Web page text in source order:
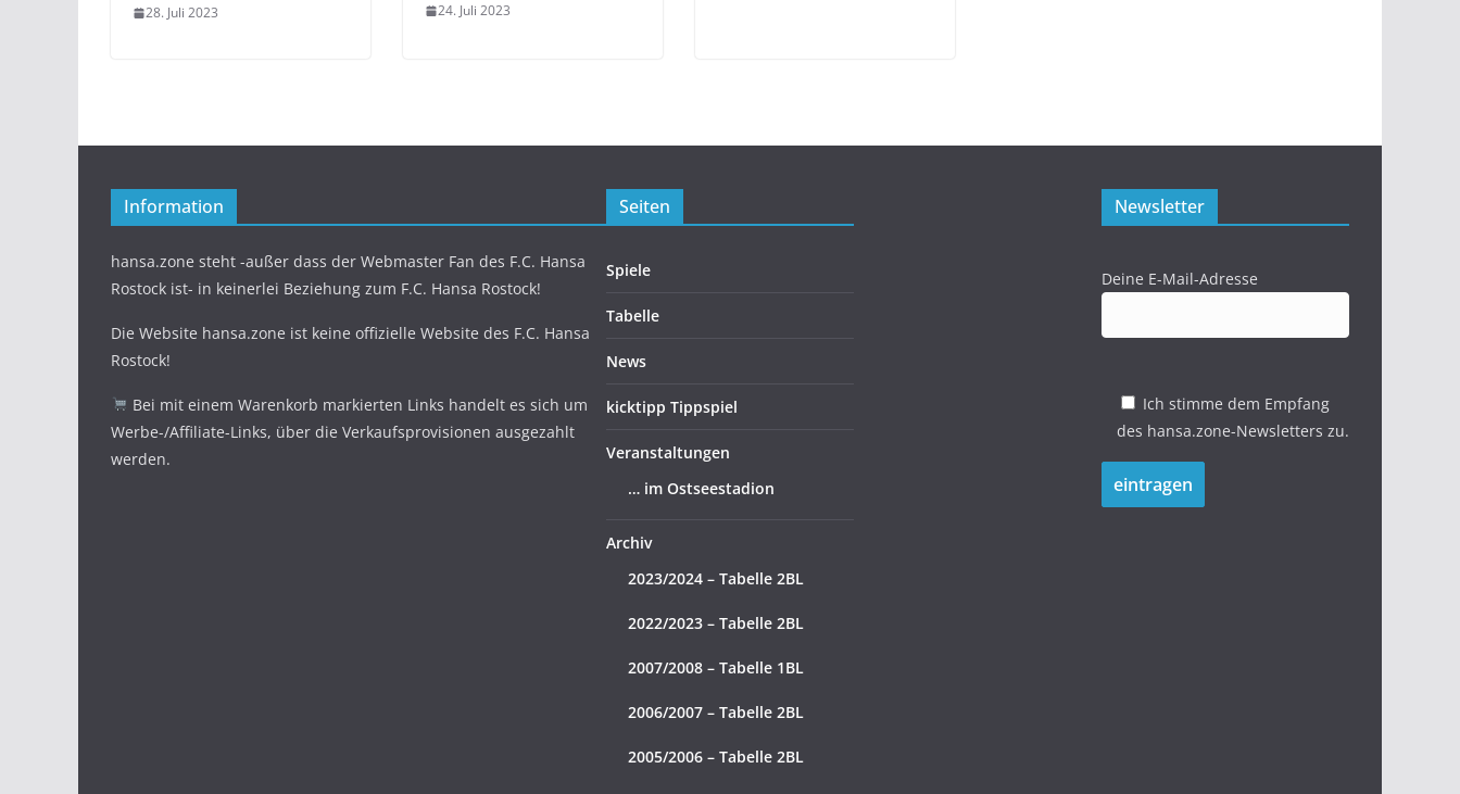
28. Juli 2023 24. Juli 2023
Information
hansa.zone steht -außer dass der Webmaster Fan des F.C. Hansa
Rostock ist- in keinerlei Beziehung zum F.C. Hansa Rostock!
Die Website hansa.zone ist keine offizielle Website des F.C. Hansa
Rostock!
Bei mit einem Warenkorb markierten Links handelt es sich um
Werbe-/Affiliate-Links, über die Verkaufsprovisionen ausgezahlt
werden.
Seiten
Spiele
Tabelle
News
kicktipp Tippspiel
Veranstaltungen
… im Ostseestadion
Archiv
2023/2024 – Tabelle 2BL
2022/2023 – Tabelle 2BL
2007/2008 – Tabelle 1BL
2006/2007 – Tabelle 2BL
2005/2006 – Tabelle 2BL
Newsletter
Deine E-Mail-Adresse
Ich stimme dem Empfang
des hansa.zone-Newsletters zu.